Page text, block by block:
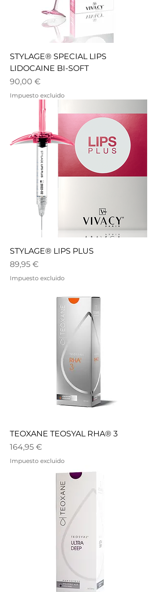
STYLAGE® SPECIAL LIPS
LIDOCAINE BI-SOFT
Precio
90,00 €
Impuesto excluido
STYLAGE® LIPS PLUS
Precio
89,95 €
Impuesto excluido
TEOXANE TEOSYAL RHA® 3
Precio
164,95 €
Impuesto excluido